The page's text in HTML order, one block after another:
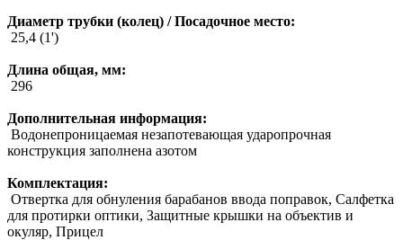
Диаметр трубки (колец) / Посадочное место:
25,4 (1')
Длина общая, мм:
296
Дополнительная информация:
Водонепроницаемая незапотевающая ударопрочная
конструкция заполнена азотом
Комплектация:
Отвертка для обнуления барабанов ввода поправок, Салфетка
для протирки оптики, Защитные крышки на объектив и
окуляр, Прицел